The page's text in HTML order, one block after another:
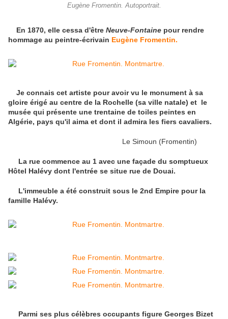
Eugène Fromentin. Autoportrait.
En 1870, elle cessa d'être Neuve-Fontaine pour rendre
hommage au peintre-écrivain Eugène Fromentin.
Je connais cet artiste pour avoir vu le monument à sa
gloire érigé au centre de la Rochelle (sa ville natale) et le
musée qui présente une trentaine de toiles peintes en
Algérie, pays qu'il aima et dont il admira les fiers cavaliers.
Le Simoun (Fromentin)
La rue commence au 1 avec une façade du somptueux
Hôtel Halévy dont l'entrée se situe rue de Douai.
L'immeuble a été construit sous le 2nd Empire pour la
famille Halévy.
Parmi ses plus célèbres occupants figure Georges Bizet